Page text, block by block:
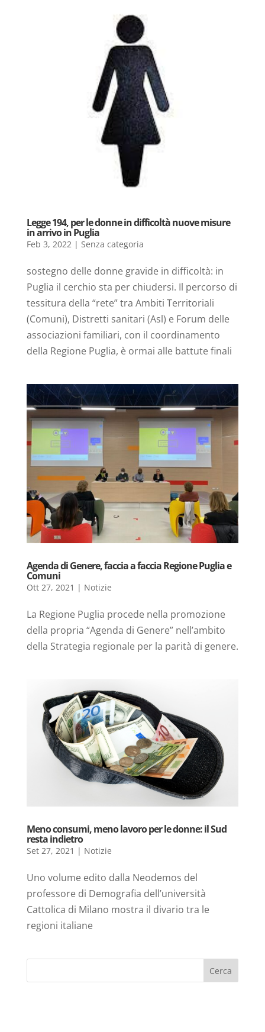
Legge 194, per le donne in difficoltà nuove misure
in arrivo in Puglia
Feb 3, 2022| Senza categoria
sostegno delle donne gravide in difficoltà: in
Puglia il cerchio sta per chiudersi. Il percorso di
tessitura della “rete” tra Ambiti Territoriali
(Comuni), Distretti sanitari (Asl) e Forum delle
associazioni familiari, con il coordinamento
della Regione Puglia, è ormai alle battute finali
Agenda di Genere, faccia a faccia Regione Puglia e
Comuni
Ott 27, 2021 | Notizie
La Regione Puglia procede nella promozione
della propria “Agenda di Genere” nell’ambito
della Strategia regionale per la parità di genere.
Meno consumi, meno lavoro per le donne: il Sud
resta indietro
Set 27, 2021 | Notizie
Uno volume edito dalla Neodemos del
professore di Demografia dell’università
Cattolica di Milano mostra il divario tra le
regioni italiane